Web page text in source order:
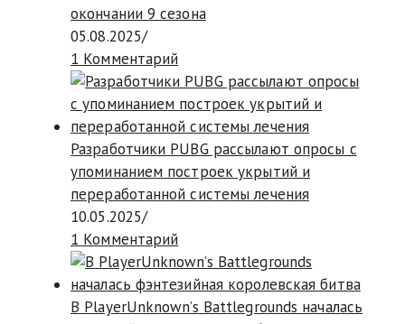
окончании 9 сезона
05.08.2025/
1 Комментарий
Разработчики PUBG рассылают опросы с
упоминанием построек укрытий и
переработанной системы лечения
10.05.2025/
1 Комментарий
В PlayerUnknown’s Battlegrounds началась